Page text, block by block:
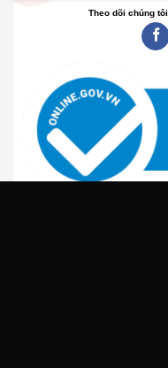
Theo dõi chúng tôi